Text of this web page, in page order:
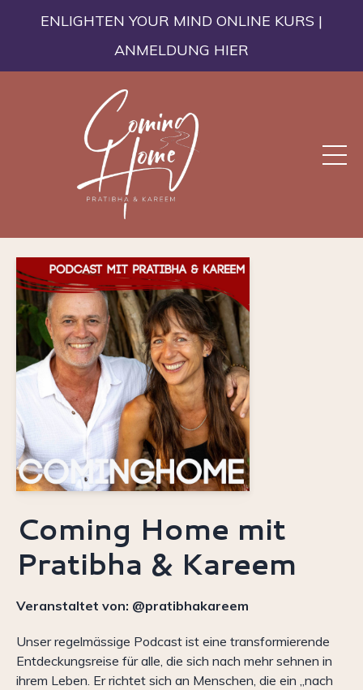
ENLIGHTEN YOUR MIND ONLINE KURS |
ANMELDUNG HIER
Coming Home mit
Pratibha & Kareem
Veranstaltet von: @pratibhakareem
Unser regelmässige Podcast ist eine transformierende
Entdeckungsreise für alle, die sich nach mehr sehnen in
ihrem Leben. Er richtet sich an Menschen, die ein „nach